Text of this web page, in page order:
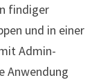
findiger
und in einer
Admin-
Anwendung